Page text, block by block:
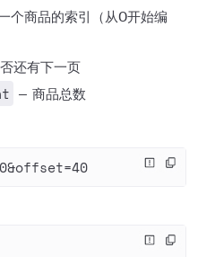
个商品的索引（从0开始编
还有下一页
— 商品总数